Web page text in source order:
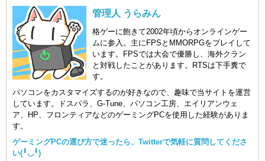
管理人 うらみん
格ゲーに飽きて2002年頃からオンラインゲー
ムに参入。主にFPSとMMORPGをプレイして
います。FPSでは大会で優勝し、海外クラン
と対戦したことがあります。RTSは下手糞で
す。
パソコンをカスタマイズするのが好きなので、趣味で当サイトを運営
しています。ドスパラ、G-Tune、パソコン工房、エイリアンウェ
ア、HP、フロンティアなどのゲーミングPCを使用した経験がありま
す。
ゲーミングPCの選び方で迷ったら、Twitterで気軽に質問してくださ
い(╹◡╹)